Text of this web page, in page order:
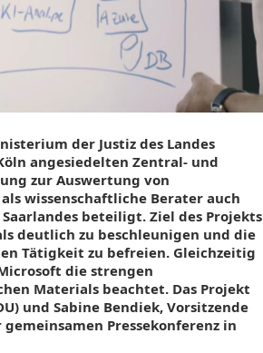
der Justiz des Landes
angesiedelten Zentral- und
zur Auswertung von
wissenschaftliche Berater auch
beteiligt. Ziel des Projekts
deutlich zu beschleunigen und die
Tätigkeit zu befreien. Gleichzeitig
die strengen
Materials beachtet. Das Projekt
und Sabine Bendiek, Vorsitzende
Pressekonferenz in